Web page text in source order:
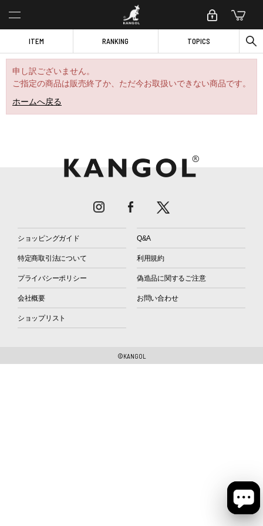
ITEM RANKING TOPICS
申し訳ございません。
ご指定の商品は販売終了か、ただ今お取扱いできない商品です。
ホームへ戻る
ショッピングガイド Q&A
特定商取引法について 利用規約
プライバシーポリシー 偽造品に関するご注意
会社概要 お問い合わせ
ショップリスト
©KANGOL